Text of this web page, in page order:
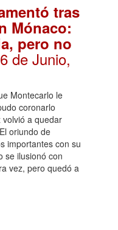
tras
Mónaco:
pero no
de Junio,
Montecarlo le
coronarlo
a quedar
oriundo de
importantes con su
se ilusionó con
vez, pero quedó a